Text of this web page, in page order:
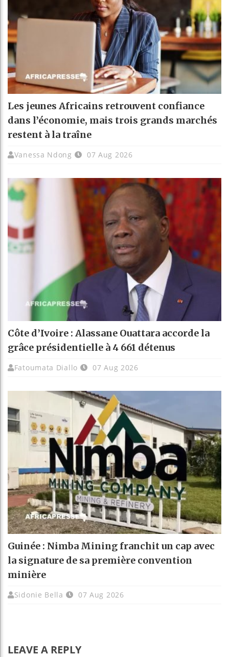
Les jeunes Africains retrouvent confiance
dans l’économie, mais trois grands marchés
restent à la traîne
Vanessa Ndong 07 Aug 2026
Côte d’Ivoire : Alassane Ouattara accorde la
grâce présidentielle à 4 661 détenus
Fatoumata Diallo 07 Aug 2026
Guinée : Nimba Mining franchit un cap avec
la signature de sa première convention
minière
Sidonie Bella 07 Aug 2026
LEAVE A REPLY